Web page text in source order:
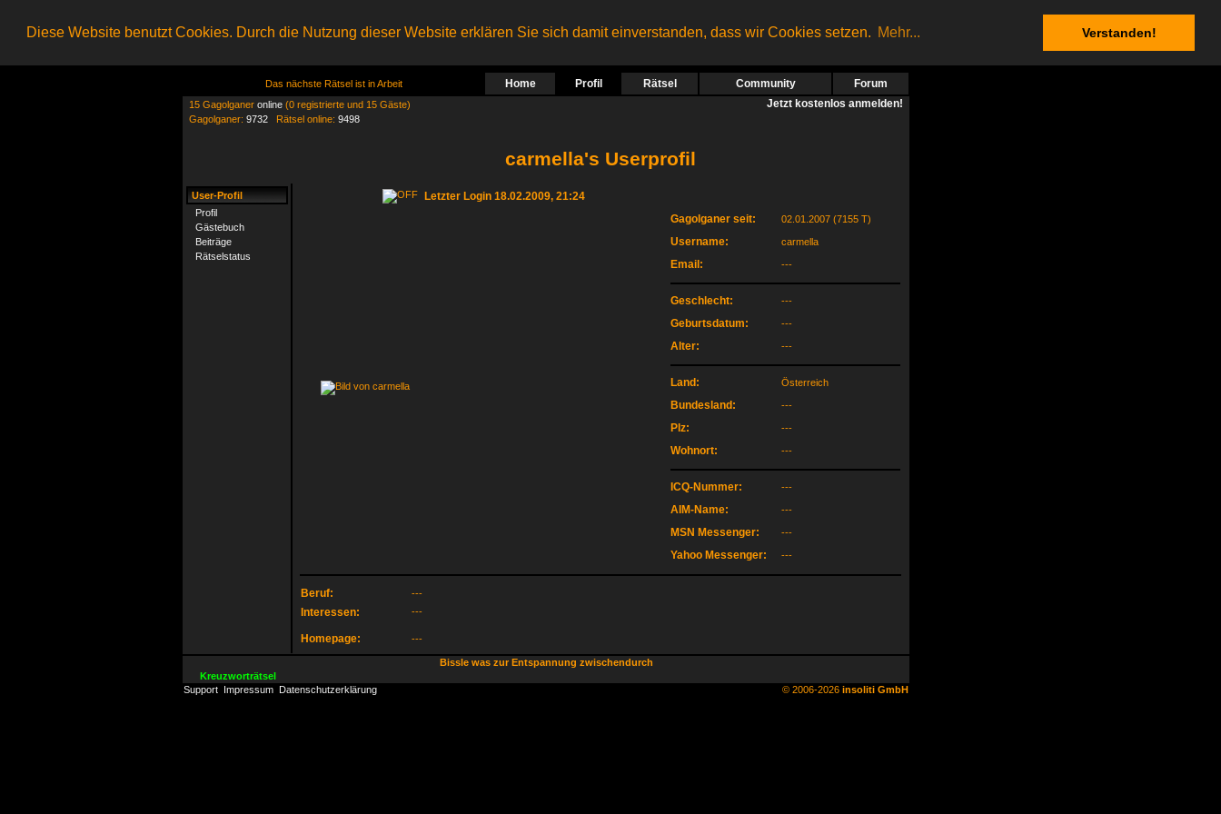
Diese Website benutzt Cookies. Durch die Nutzung dieser Website erklären Sie sich damit einverstanden, dass wir Cookies setzen. Mehr... Verstanden!
Das nächste Rätsel ist in Arbeit Home Profil Rätsel Community Forum
15 Gagolganer online (0 registrierte und 15 Gäste)
Gagolganer: 9732 Rätsel online: 9498
Jetzt kostenlos anmelden!
carmella's Userprofil
User-Profil
Profil
Gästebuch
Beiträge
Rätselstatus
Letzter Login 18.02.2009, 21:24
Gagolganer seit:
02.01.2007 (7155 T)
Username: carmella
Email: ---
Geschlecht: ---
Geburtsdatum: ---
Alter: ---
Land: Österreich
Bundesland: ---
Plz: ---
Wohnort: ---
ICQ-Nummer: ---
AIM-Name: ---
MSN Messenger: ---
Yahoo Messenger: ---
Beruf: ---
Interessen: ---
Homepage: ---
Bissle was zur Entspannung zwischendurch
Kreuzworträtsel
Support Impressum Datenschutzerklärung © 2006-2026 insoliti GmbH